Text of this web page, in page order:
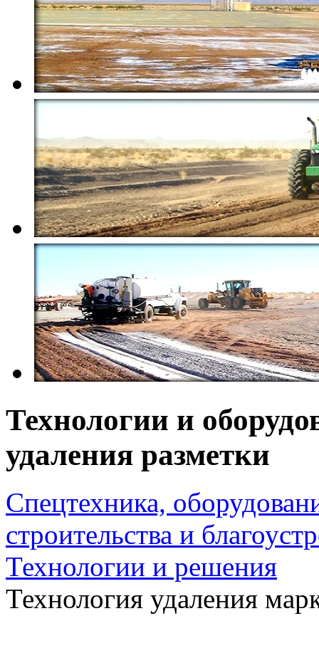
Технологии и
удаления разметки
Спецтехника,
строительства и
Технологии и решения
Технология удаления